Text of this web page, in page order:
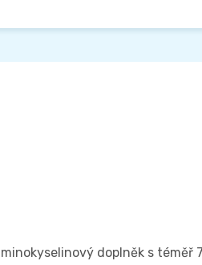
doplněk s téměř